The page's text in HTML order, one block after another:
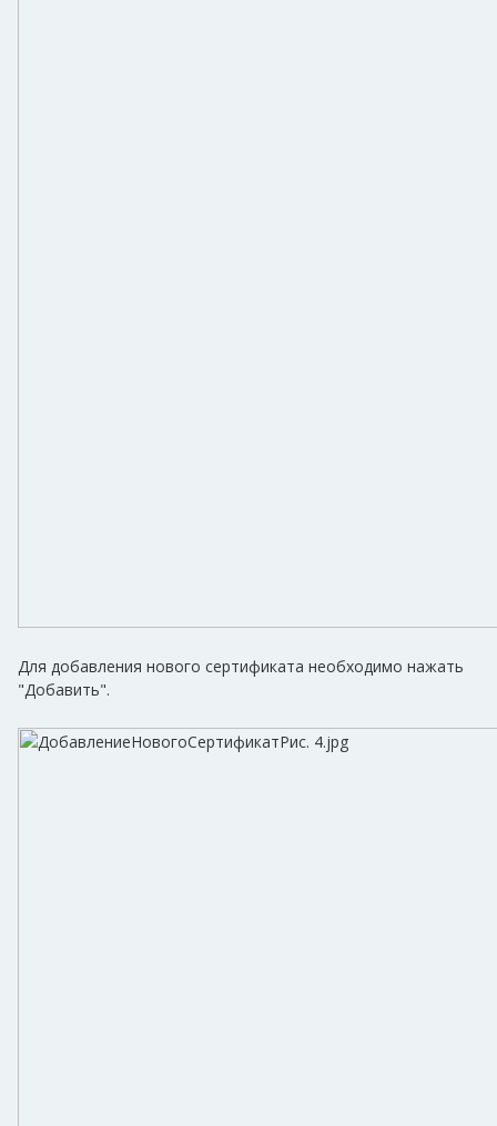
Для добавления нового сертификата необходимо нажать
"Добавить".